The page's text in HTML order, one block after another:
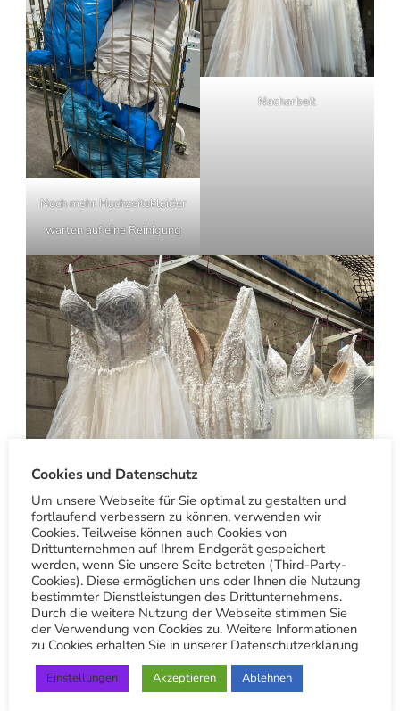
Noch mehr Hochzeitskleider
warten auf eine Reinigung
Nacharbeit
Cookies und Datenschutz
Um unsere Webseite für Sie optimal zu gestalten und
fortlaufend verbessern zu können, verwenden wir
Cookies. Teilweise können auch Cookies von
Drittunternehmen auf Ihrem Endgerät gespeichert
werden, wenn Sie unsere Seite betreten (Third-Party-
Cookies). Diese ermöglichen uns oder Ihnen die Nutzung
bestimmter Dienstleistungen des Drittunternehmens.
Durch die weitere Nutzung der Webseite stimmen Sie
der Verwendung von Cookies zu. Weitere Informationen
zu Cookies erhalten Sie in unserer Datenschutzerklärung
Einstellungen Akzeptieren Ablehnen